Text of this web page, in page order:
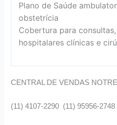
Plano de Saúde
obstetrícia
Cobertura para
hospitalares clínicas e
CENTRAL DE VENDAS
(11) 4107-2290 (11) 95956-2748